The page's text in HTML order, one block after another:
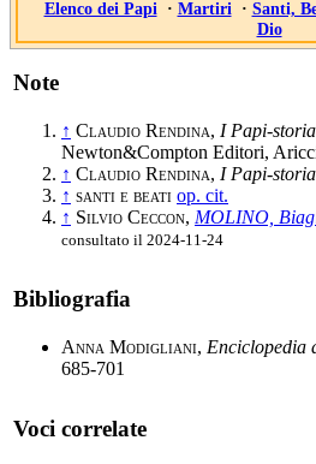
Elenco dei Papi
· Martiri · Santi,
Dio
Note
↑ Claudio Rendina, I Papi-
Newton&Compton Editori,
↑ Claudio Rendina, I Papi-
↑ santi e beati op. cit.
↑ Silvio Ceccon, MOLINO,
consultato il 2024-11-24
Bibliografia
Anna Modigliani, Enciclopedia
685-701
Voci correlate